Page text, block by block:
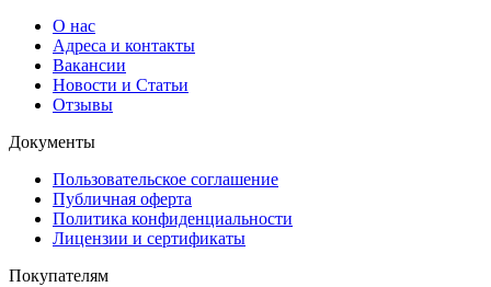
О нас
Адреса и контакты
Вакансии
Новости и Статьи
Отзывы
Документы
Пользовательское соглашение
Публичная оферта
Политика конфиденциальности
Лицензии и сертификаты
Покупателям